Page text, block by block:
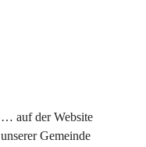
… auf der Website
unserer Gemeinde